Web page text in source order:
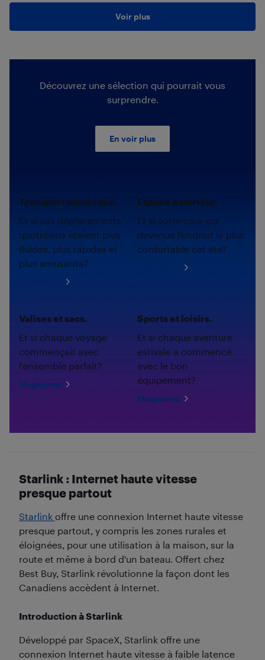
Voir plus
Découvrez une sélection qui pourrait vous
surprendre.
En voir plus
Transport électrique.
Et si vos déplacements
quotidiens étaient plus
fluides, plus rapides et
plus amusants?
Espace extérieur.
Et si votre cour est
devenue l'endroit le plus
confortable cet été?
Valises et sacs.
Et si chaque voyage
commençait avec
l'ensemble parfait?
Magasinez
Sports et loisirs.
Et si chaque aventure
estivale a commencé
avec le bon
équipement?
Magasinez
Starlink : Internet haute vitesse
presque partout
Starlink offre une connexion Internet haute vitesse
presque partout, y compris les zones rurales et
éloignées, pour une utilisation à la maison, sur la
route et même à bord d'un bateau. Offert chez
Best Buy, Starlink révolutionne la façon dont les
Canadiens accèdent à Internet.
Introduction à Starlink
Développé par SpaceX, Starlink offre une
connexion Internet haute vitesse à faible latence